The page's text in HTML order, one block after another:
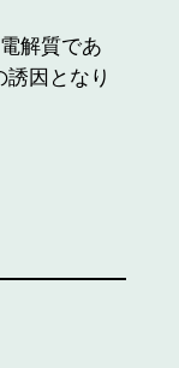
解質であ
誘因となり